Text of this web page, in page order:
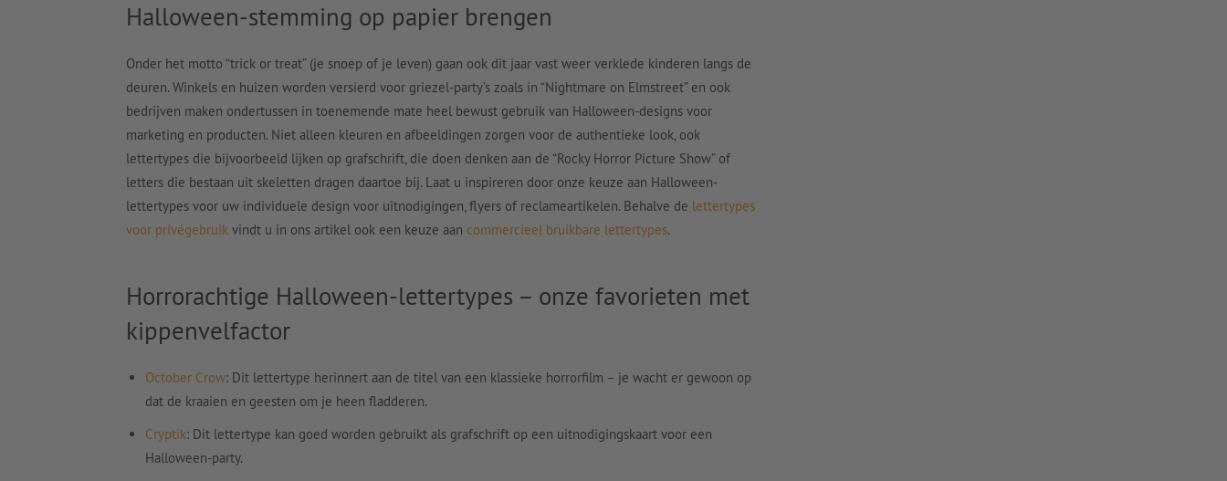
Halloween-stemming op papier brengen
Onder het motto “trick or treat” (je snoep of je leven) gaan ook dit jaar vast weer verklede kinderen langs de
deuren. Winkels en huizen worden versierd voor griezel-party’s zoals in “Nightmare on Elmstreet” en ook
bedrijven maken ondertussen in toenemende mate heel bewust gebruik van Halloween-designs voor
marketing en producten. Niet alleen kleuren en afbeeldingen zorgen voor de authentieke look, ook
lettertypes die bijvoorbeeld lijken op grafschrift, die doen denken aan de “Rocky Horror Picture Show” of
letters die bestaan uit skeletten dragen daartoe bij. Laat u inspireren door onze keuze aan Halloween-
lettertypes voor uw individuele design voor uitnodigingen, flyers of reclameartikelen. Behalve de lettertypes
voor privégebruik vindt u in ons artikel ook een keuze aan commercieel bruikbare lettertypes.
Horrorachtige Halloween-lettertypes – onze favorieten met
kippenvelfactor
October Crow: Dit lettertype herinnert aan de titel van een klassieke horrorfilm – je wacht er gewoon op
dat de kraaien en geesten om je heen fladderen.
Cryptik: Dit lettertype kan goed worden gebruikt als grafschrift op een uitnodigingskaart voor een
Halloween-party.